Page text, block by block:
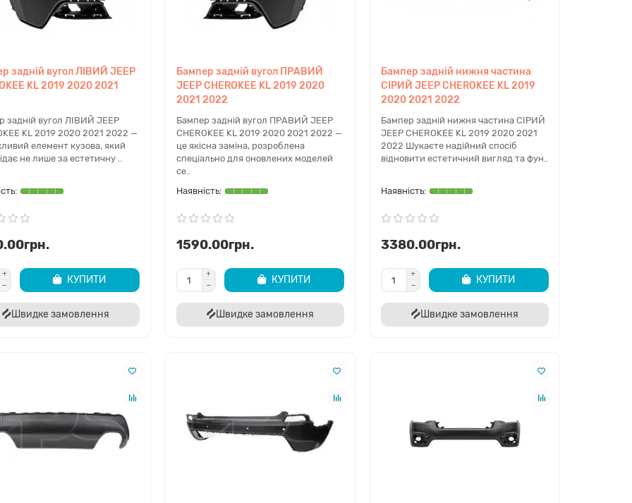
у форматі "голі двері" (тільки металевий
Вони містять внутрішні підсилювальні бруси
захисту від бокового удару. Підходять для
вашого скла, замків, склопідйомників та
зі сліпими зонами.
У рестайлінговій версії застосовано композитну ляду.
Цей пластиковий елемент не піддається витягуванню
вм'ятин, тому після сильного удару кришка замінюється
цілком. Включає місця для кріплення камери та ліхтарів
підсвічування номера.
радіатора
окантовки можуть бути хромованими,
система активних жалюзі для
жорсткі пластикові локери, так і фетрові (ворсові)
відрізняється для бамперів Trailhawk.
та Молдинги
нових монтажних кліпс.
Накладки
екстер'єр автомобіля.
та Ліхтарі Телевізор та Передня панель
Фронтальна пластикова панель утримує фари та касету
задній вугол ЛІВИЙ JEEP
KL 2019 2020 2021
задній вугол ЛІВИЙ JEEP
KL 2019 2020 2021 2022 —
елемент кузова, який
не лише за естетичну ..
КУПИТИ
Швидке замовлення
Бампер задній вугол ПРАВИЙ
JEEP CHEROKEE KL 2019 2020
2021 2022
Бампер задній вугол ПРАВИЙ JEEP
CHEROKEE KL 2019 2020 2021 2022 —
це якісна заміна, розроблена
спеціально для оновлених моделей
се..
1590.00грн.
КУПИТИ
Швидке замовлення
Бампер задній нижня частина
СІРИЙ JEEP CHEROKEE KL 2019
2020 2021 2022
Бампер задній нижня частина СІРИЙ
JEEP CHEROKEE KL 2019 2020 2021
2022 Шукаєте надійний спосіб
відновити естетичний вигляд та фун..
3380.00грн.
КУПИТИ
Швидке замовлення